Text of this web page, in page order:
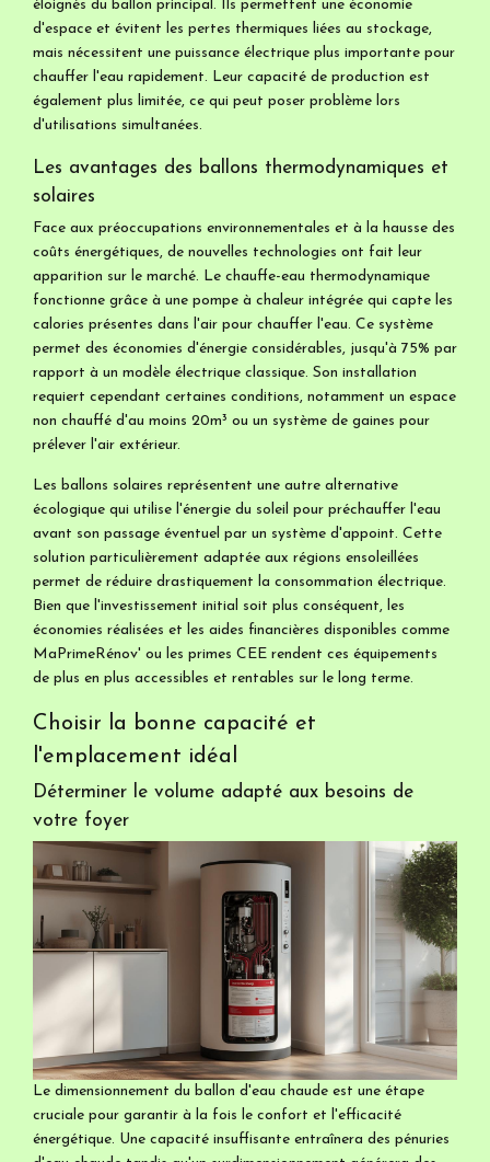
éloignés du ballon principal. Ils permettent une économie
d'espace et évitent les pertes thermiques liées au stockage,
mais nécessitent une puissance électrique plus importante pour
chauffer l'eau rapidement. Leur capacité de production est
également plus limitée, ce qui peut poser problème lors
d'utilisations simultanées.
Les avantages des ballons thermodynamiques et
solaires
Face aux préoccupations environnementales et à la hausse des
coûts énergétiques, de nouvelles technologies ont fait leur
apparition sur le marché. Le chauffe-eau thermodynamique
fonctionne grâce à une pompe à chaleur intégrée qui capte les
calories présentes dans l'air pour chauffer l'eau. Ce système
permet des économies d'énergie considérables, jusqu'à 75% par
rapport à un modèle électrique classique. Son installation
requiert cependant certaines conditions, notamment un espace
non chauffé d'au moins 20m³ ou un système de gaines pour
prélever l'air extérieur.
Les ballons solaires représentent une autre alternative
écologique qui utilise l'énergie du soleil pour préchauffer l'eau
avant son passage éventuel par un système d'appoint. Cette
solution particulièrement adaptée aux régions ensoleillées
permet de réduire drastiquement la consommation électrique.
Bien que l'investissement initial soit plus conséquent, les
économies réalisées et les aides financières disponibles comme
MaPrimeRénov' ou les primes CEE rendent ces équipements
de plus en plus accessibles et rentables sur le long terme.
Choisir la bonne capacité et
l'emplacement idéal
Déterminer le volume adapté aux besoins de
votre foyer
Le dimensionnement du ballon d'eau chaude est une étape
cruciale pour garantir à la fois le confort et l'efficacité
énergétique. Une capacité insuffisante entraînera des pénuries